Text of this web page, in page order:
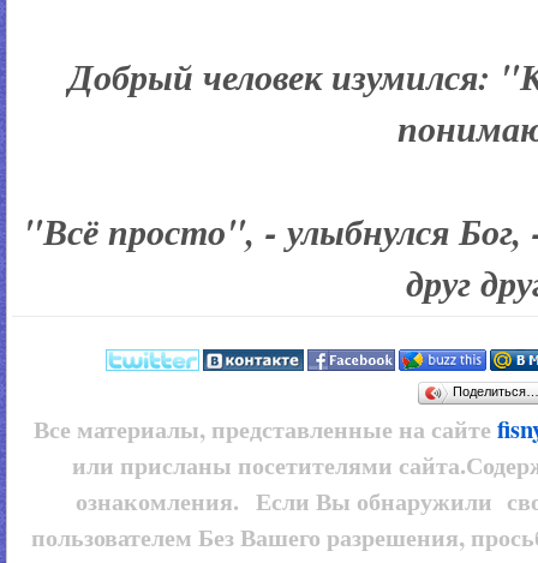
Добрый человек изумился:
"Всё просто", - улыбнулся
друг
Поделиться…
Все материалы, представленные на сайте
или присланы посетителями
ознакомления. Если Вы обнаружили
пользователем Без Вашего разрешения,